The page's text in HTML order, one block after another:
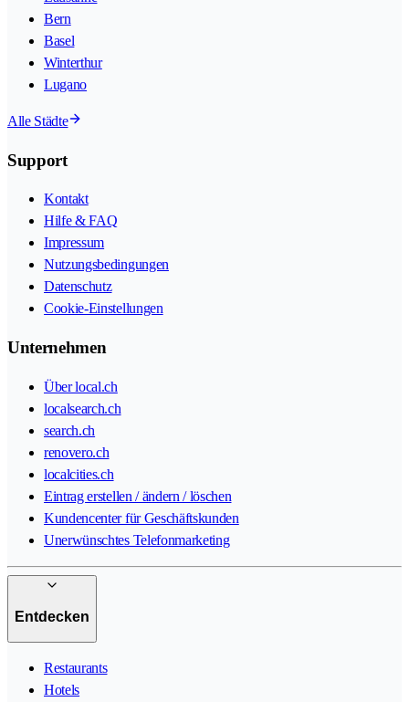
Bern
Basel
Winterthur
Lugano
Alle Städte
Support
Kontakt
Hilfe & FAQ
Impressum
Nutzungsbedingungen
Datenschutz
Cookie-Einstellungen
Unternehmen
Über local.ch
localsearch.ch
search.ch
renovero.ch
localcities.ch
Eintrag erstellen / ändern / löschen
Kundencenter für Geschäftskunden
Unerwünschtes Telefonmarketing
Entdecken
Restaurants
Hotels